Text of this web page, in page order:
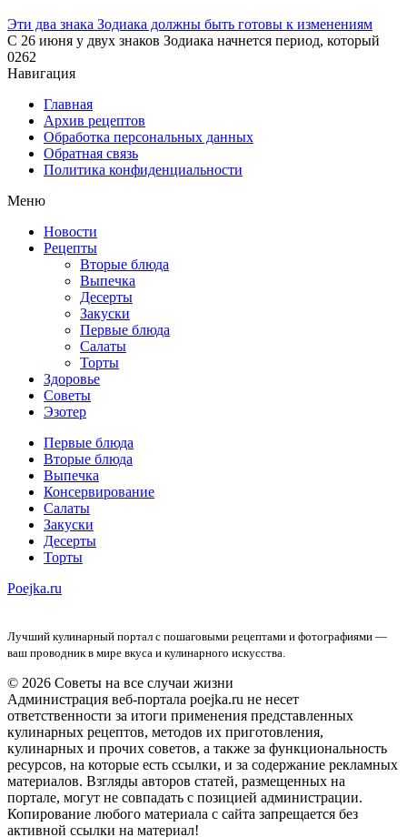
Эти два знака Зодиака должны быть готовы к изменениям
С 26 июня у двух знаков Зодиака начнется период, который
0262
Навигация
Главная
Архив рецептов
Обработка персональных данных
Обратная связь
Политика конфиденциальности
Меню
Новости
Рецепты
Вторые блюда
Выпечка
Десерты
Закуски
Первые блюда
Салаты
Торты
Здоровье
Советы
Эзотер
Первые блюда
Вторые блюда
Выпечка
Консервирование
Салаты
Закуски
Десерты
Торты
Poejka.ru
Лучший кулинарный портал с пошаговыми рецептами и фотографиями —
ваш проводник в мире вкуса и кулинарного искусства.
© 2026 Советы на все случаи жизни
Администрация веб-портала poejka.ru не несет
ответственности за итоги применения представленных
кулинарных рецептов, методов их приготовления,
кулинарных и прочих советов, а также за функциональность
ресурсов, на которые есть ссылки, и за содержание рекламных
материалов. Взгляды авторов статей, размещенных на
портале, могут не совпадать с позицией администрации.
Копирование любого материала с сайта запрещается без
активной ссылки на материал!